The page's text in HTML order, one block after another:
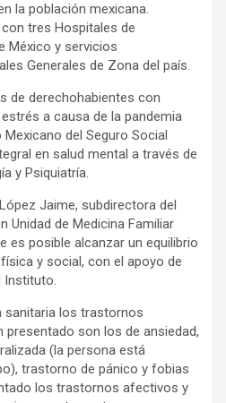
la población mexicana.
con tres Hospitales de
México y servicios
Generales de Zona del país.
de derechohabientes con
a causa de la pandemia
del Seguro Social
en salud mental a través de
y Psiquiatría.
Jaime, subdirectora del
Unidad de Medicina Familiar
es posible alcanzar un equilibrio
y social, con el apoyo de
Instituto.
sanitaria los trastornos
presentado son los de ansiedad,
(la persona está
trastorno de pánico y fobias
los trastornos afectivos y